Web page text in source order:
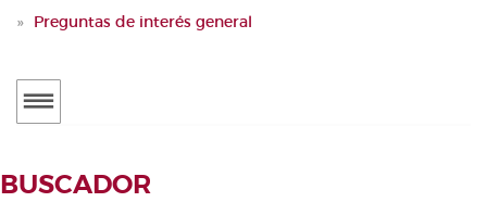
Preguntas de interés general
Menú
Noticias
BUSCADOR DE TRAMITACIONES
BUSCADOR